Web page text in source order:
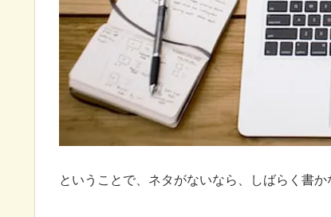
ということで、ネタがないなら、しばらく書